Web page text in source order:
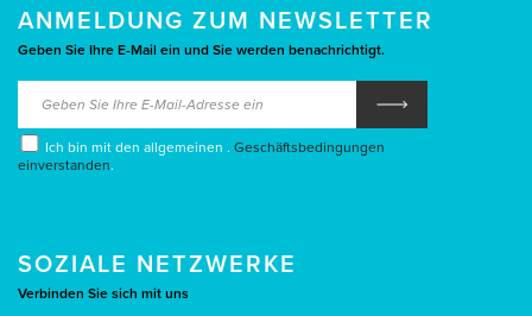
ANMELDUNG ZUM NEWSLETTER
Geben Sie Ihre E-Mail ein und Sie werden benachrichtigt.
Ich bin mit den allgemeinen . Geschäftsbedingungen
einverstanden.
SOZIALE NETZWERKE
Verbinden Sie sich mit uns